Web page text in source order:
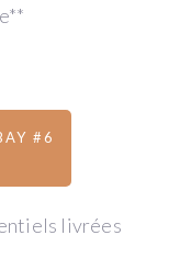
#6
livrées